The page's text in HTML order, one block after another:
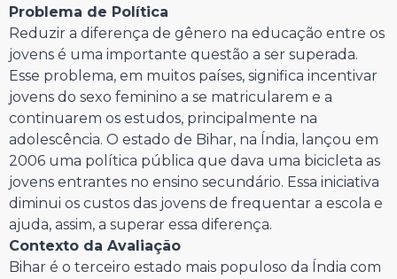
Problema de Política
Reduzir a diferença de gênero na educação entre os
jovens é uma importante questão a ser superada.
Esse problema, em muitos países, significa incentivar
jovens do sexo feminino a se matricularem e a
continuarem os estudos, principalmente na
adolescência. O estado de Bihar, na Índia, lançou em
2006 uma política pública que dava uma bicicleta as
jovens entrantes no ensino secundário. Essa iniciativa
diminui os custos das jovens de frequentar a escola e
ajuda, assim, a superar essa diferença.
Contexto da Avaliação
Bihar é o terceiro estado mais populoso da Índia com